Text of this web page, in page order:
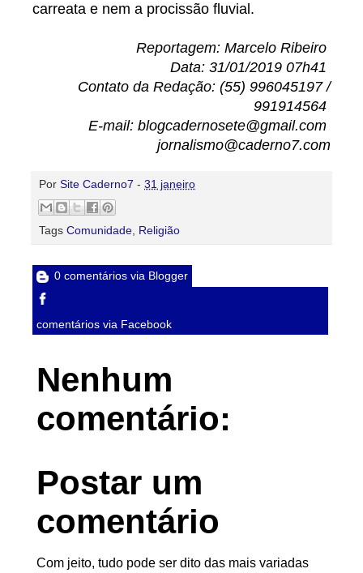
carreata e nem a procissão fluvial.
Reportagem: Marcelo Ribeiro
Data: 31/01/2019 07h41
Contato da Redação: (55) 996045197 /
991914564
E-mail: blogcadernosete@gmail.com
jornalismo@caderno7.com
Por Site Caderno7 - 31 janeiro
Tags Comunidade, Religião
0 comentários via Blogger
comentários via Facebook
Nenhum
comentário:
Postar um
comentário
Com jeito, tudo pode ser dito das mais variadas